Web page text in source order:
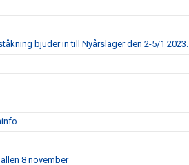
bjuder in till Nyårsläger den 2-5/1 2023.
8 november